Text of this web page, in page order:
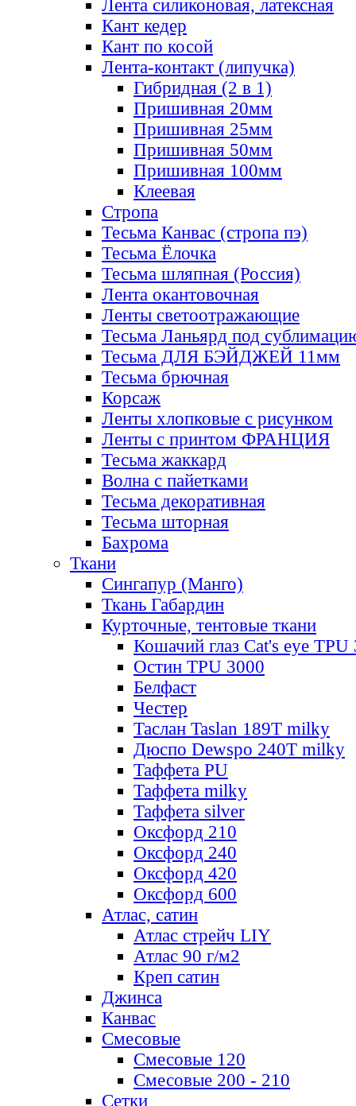
Лента силиконовая, латексная
Кант кедер
Кант по косой
Лента-контакт (липучка)
Гибридная (2 в 1)
Пришивная 20мм
Пришивная 25мм
Пришивная 50мм
Пришивная 100мм
Клеевая
Стропа
Тесьма Канвас (стропа пэ)
Тесьма Ёлочка
Тесьма шляпная (Россия)
Лента окантовочная
Ленты светоотражающие
Тесьма Ланьярд под
Тесьма ДЛЯ БЭЙДЖЕЙ 11мм
Тесьма брючная
Корсаж
Ленты хлопковые с рисунком
Ленты с принтом ФРАНЦИЯ
Тесьма жаккард
Волна с пайетками
Тесьма декоративная
Тесьма шторная
Бахрома
Ткани
Сингапур (Манго)
Ткань Габардин
Курточные, тентовые ткани
Кошачий глаз Cat's eye TPU
Остин TPU 3000
Белфаст
Честер
Таслан Taslan 189T milky
Дюспо Dewspo 240T milky
Таффета PU
Таффета milky
Таффета silver
Оксфорд 210
Оксфорд 240
Оксфорд 420
Оксфорд 600
Атлас, сатин
Атлас стрейч LIY
Атлас 90 г/м2
Креп сатин
Джинса
Канвас
Смесовые
Смесовые 120
Смесовые 200 - 210
Сетки